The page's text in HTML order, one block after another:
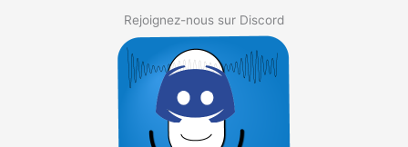
Rejoignez-nous sur Discord